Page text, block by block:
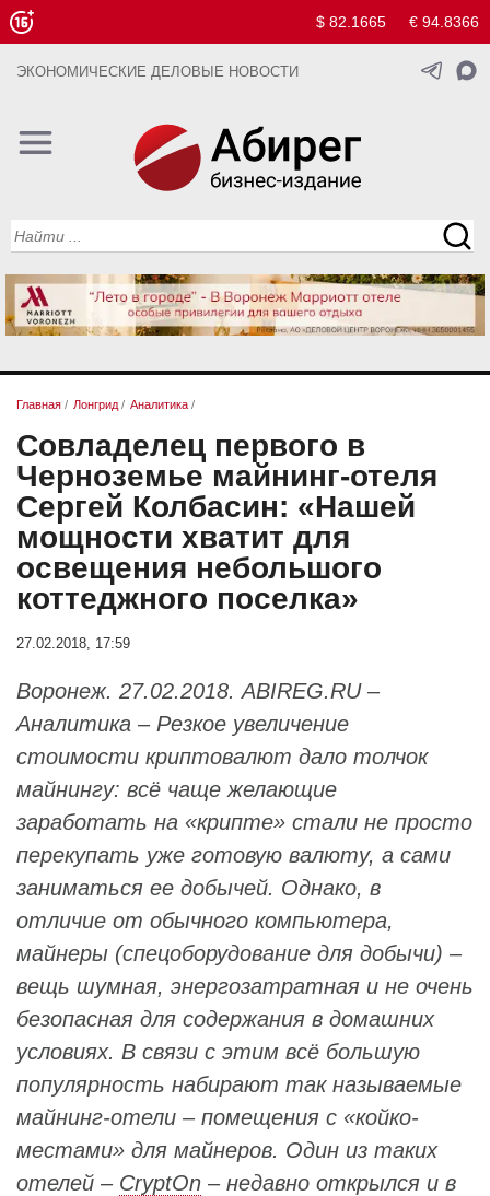
$ 82.1665 € 94.8366
ЭКОНОМИЧЕСКИЕ ДЕЛОВЫЕ НОВОСТИ
Главная / Лонгрид / Аналитика /
Совладелец первого в
Черноземье майнинг-отеля
Сергей Колбасин: «Нашей
мощности хватит для
освещения небольшого
коттеджного поселка»
27.02.2018, 17:59
Воронеж. 27.02.2018. ABIREG.RU –
Аналитика – Резкое увеличение
стоимости криптовалют дало толчок
майнингу: всё чаще желающие
заработать на «крипте» стали не просто
перекупать уже готовую валюту, а сами
заниматься ее добычей. Однако, в
отличие от обычного компьютера,
майнеры (спецоборудование для добычи) –
вещь шумная, энергозатратная и не очень
безопасная для содержания в домашних
условиях. В связи с этим всё большую
популярность набирают так называемые
майнинг-отели – помещения с «койко-
местами» для майнеров. Один из таких
отелей – CryptOn – недавно открылся и в